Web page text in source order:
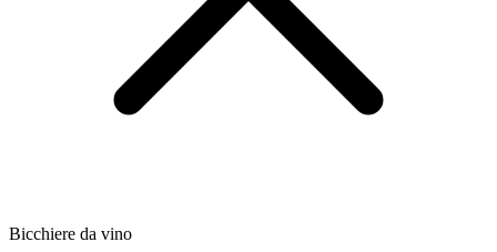
Bicchiere da vino